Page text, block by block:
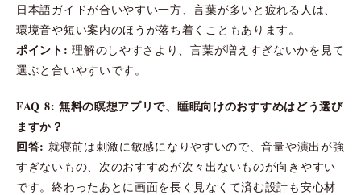
日本語ガイドが合いやすい一方、言葉が多いと疲れる人は、
環境音や短い案内のほうが落ち着くこともあります。
ポイント: 理解のしやすさより、言葉が増えすぎないかを見て
選ぶと合いやすいです。
FAQ 8: 無料の瞑想アプリで、睡眠向けのおすすめはどう選び
ますか？
回答: 就寝前は刺激に敏感になりやすいので、音量や演出が強
すぎないもの、次のおすすめが次々出ないものが向きやすい
です。終わったあとに画面を長く見なくて済む設計も安心材